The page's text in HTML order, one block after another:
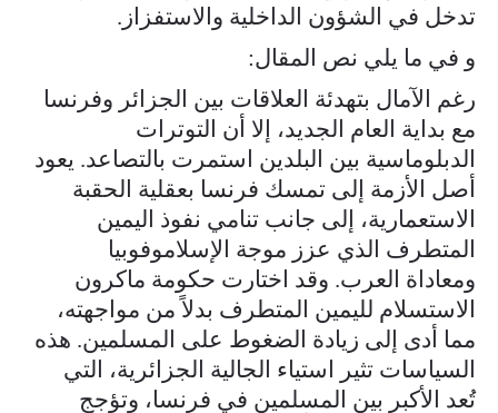
تدخل في الشؤون الداخلية والاستفزاز.
و في ما يلي نص المقال:
رغم الآمال بتهدئة العلاقات بين الجزائر وفرنسا
مع بداية العام الجديد، إلا أن التوترات
الدبلوماسية بين البلدين استمرت بالتصاعد. يعود
أصل الأزمة إلى تمسك فرنسا بعقلية الحقبة
الاستعمارية، إلى جانب تنامي نفوذ اليمين
المتطرف الذي عزز موجة الإسلاموفوبيا
ومعاداة العرب. وقد اختارت حكومة ماكرون
الاستسلام لليمين المتطرف بدلاً من مواجهته،
مما أدى إلى زيادة الضغوط على المسلمين. هذه
السياسات تثير استياء الجالية الجزائرية، التي
تُعد الأكبر بين المسلمين في فرنسا، وتؤجج